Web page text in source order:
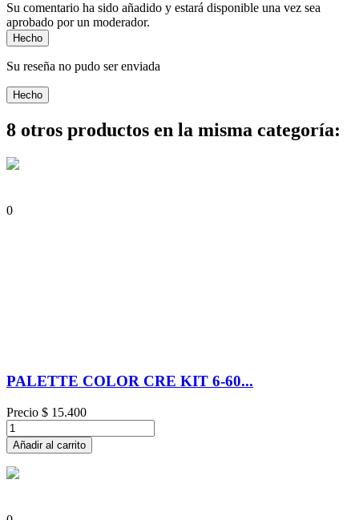
Su comentario ha sido añadido y estará disponible una vez sea
aprobado por un moderador.
Hecho
Su reseña no pudo ser enviada
Hecho
8 otros productos en la misma categoría:
0
PALETTE COLOR CRE KIT 6-60...
Precio $ 15.400
Añadir al carrito